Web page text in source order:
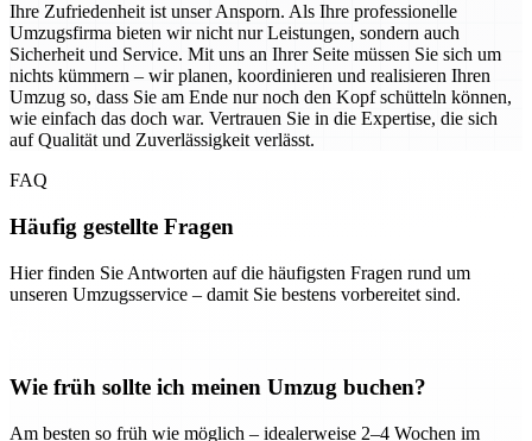
Ihre Zufriedenheit ist unser Ansporn. Als Ihre professionelle
Umzugsfirma bieten wir nicht nur Leistungen, sondern auch
Sicherheit und Service. Mit uns an Ihrer Seite müssen Sie sich um
nichts kümmern – wir planen, koordinieren und realisieren Ihren
Umzug so, dass Sie am Ende nur noch den Kopf schütteln können,
wie einfach das doch war. Vertrauen Sie in die Expertise, die sich
auf Qualität und Zuverlässigkeit verlässt.
FAQ
Häufig gestellte Fragen
Hier finden Sie Antworten auf die häufigsten Fragen rund um
unseren Umzugsservice – damit Sie bestens vorbereitet sind.
Wie früh sollte ich meinen Umzug buchen?
Am besten so früh wie möglich – idealerweise 2–4 Wochen im